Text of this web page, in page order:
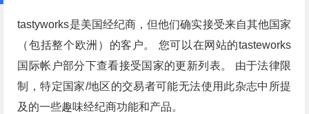
tastyworks是美国经纪商，但他们确实接受来自其他国家
（包括整个欧洲）的客户。 您可以在网站的tasteworks
国际帐户部分下查看接受国家的更新列表。 由于法律限
制，特定国家/地区的交易者可能无法使用此杂志中所提
及的一些趣味经纪商功能和产品。